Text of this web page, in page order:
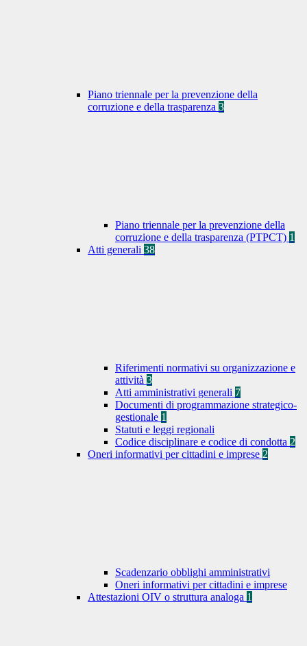
Piano triennale per la prevenzione della
corruzione e della trasparenza 3
Piano triennale per la prevenzione della
corruzione e della trasparenza (PTPCT) 1
Atti generali 38
Riferimenti normativi su organizzazione e
attività 3
Atti amministrativi generali 7
Documenti di programmazione strategico-
gestionale 1
Statuti e leggi regionali
Codice disciplinare e codice di condotta 2
Oneri informativi per cittadini e imprese 2
Scadenzario obblighi amministrativi
Oneri informativi per cittadini e imprese
Attestazioni OIV o struttura analoga 1